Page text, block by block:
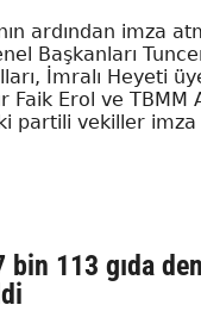
ardından imza
Başkanları
İmralı Heyeti
Faik Erol ve TBMM
partili vekiller
bin 113 gıda